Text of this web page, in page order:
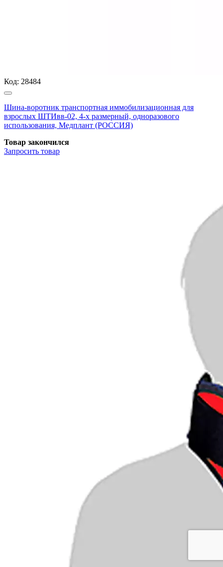
Код: 28484
Шина-воротник транспортная иммобилизационная для
взрослых ШТИвв-02, 4-х размерный, одноразового
использования, Медплант (РОССИЯ)
Товар закончился
Запросить товар